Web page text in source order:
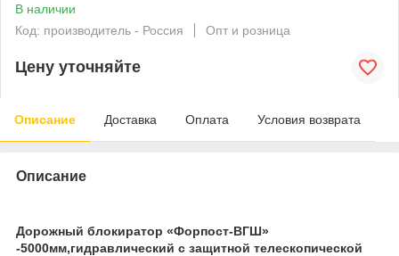
В наличии
Код: производитель - Россия
Опт и розница
Цену уточняйте
Описание Доставка Оплата Условия возврата
Описание
Дорожный блокиратор «Форпост-ВГШ»
-5000мм,гидравлический с защитной телескопической